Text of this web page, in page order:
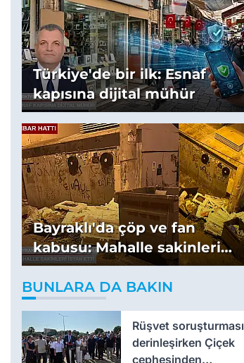
Türkiye'de bir ilk: Esnaf
kapısına dijital mühür
Bayraklı'da çöp ve fan
kabusu: Mahalle sakinleri
isyan etti
BUNLARA DA BAKIN
Rüşvet soruşturması
derinleşirken Çiçek
cephesinden